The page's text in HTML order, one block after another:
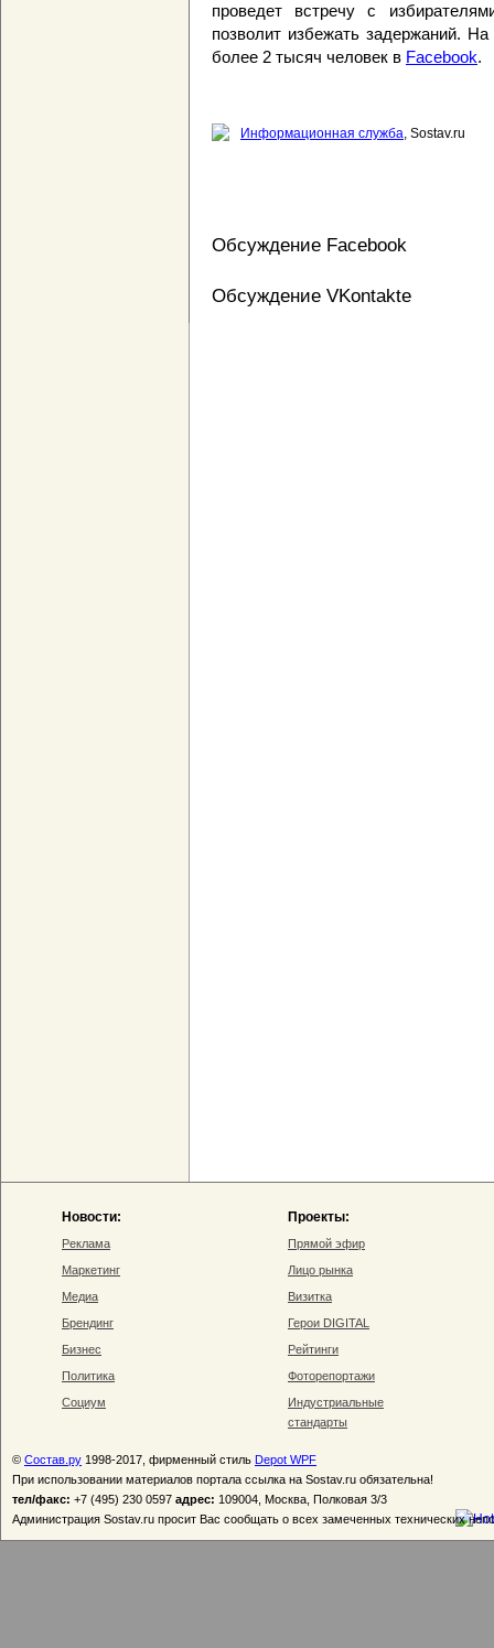
проведет встречу с
позволит избежать задержаний.
более 2 тысяч человек в Facebook.
Информационная служба, Sostav.ru
Обсуждение Facebook
Обсуждение VKontakte
Новости:
Реклама
Маркетинг
Медиа
Брендинг
Бизнес
Политика
Социум
Проекты:
Прямой эфир
Лицо рынка
Визитка
Герои DIGITAL
Рейтинги
Фоторепортажи
Индустриальные
стандарты
© Состав.ру 1998-2017, фирменный стиль Depot WPF
При использовании материалов портала ссылка на Sostav.ru обязательна!
тел/факс: +7 (495) 230 0597 адрес: 109004, Москва, Полковая 3/3
Администрация Sostav.ru просит Вас сообщать о всех замеченных технических